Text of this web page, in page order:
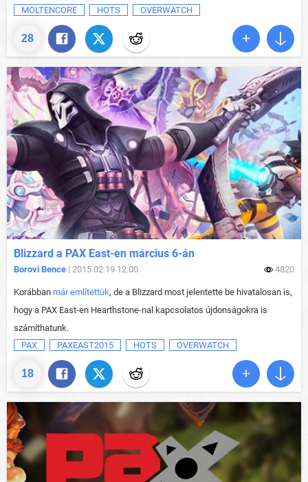
28
MOLTENCORE HOTS OVERWATCH
18
Blizzard a PAX East-en március 6-án
Borovi Bence | 2015.02.19 12:00 4820
Korábban már említettük, de a Blizzard most jelentette be hivatalosan is,
hogy a PAX East-en Hearthstone-nal kapcsolatos újdonságokra is
számíthatunk.
PAX
PAXEAST2015 HOTS OVERWATCH